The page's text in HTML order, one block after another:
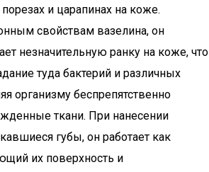
и царапинах на коже.
свойствам вазелина, он
незначительную ранку на коже, что
туда бактерий и различных
организму беспрепятственно
ткани. При нанесении
губы, он работает как
их поверхность и